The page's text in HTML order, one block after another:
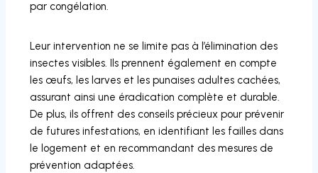
par congélation.
Leur intervention ne se limite pas à l’élimination des
insectes visibles. Ils prennent également en compte
les œufs, les larves et les punaises adultes cachées,
assurant ainsi une éradication complète et durable.
De plus, ils offrent des conseils précieux pour prévenir
de futures infestations, en identifiant les failles dans
le logement et en recommandant des mesures de
prévention adaptées.